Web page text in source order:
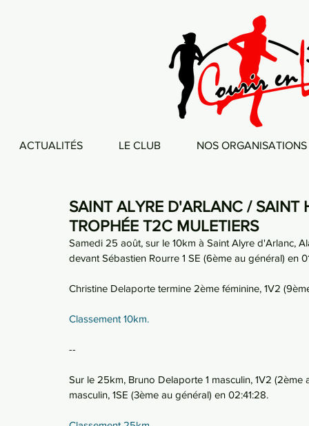
ACTUALITÉS LE CLUB NOS ORGANISATIONS
SAINT ALYRE D'ARLANC / SAINT
TROPHÉE T2C MULETIERS
Samedi 25 août, sur le 10km à Saint Alyre d'Arlanc,
devant Sébastien Rourre 1 SE (6ème au général) en
Christine Delaporte termine 2ème féminine, 1V2
Classement 10km.
--
Sur le 25km, Bruno Delaporte 1 masculin, 1V2
masculin, 1SE (3ème au général) en 02:41:28.